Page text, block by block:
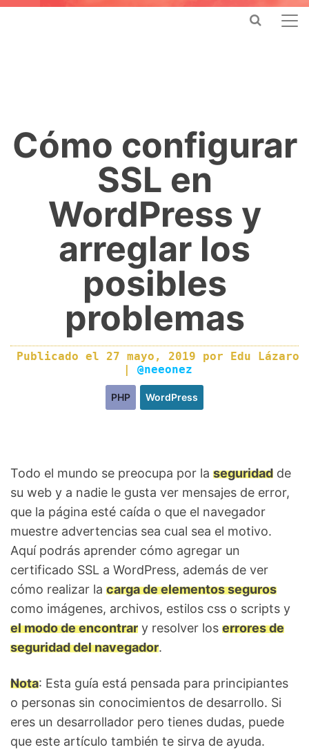
Cómo configurar
SSL en
WordPress y
arreglar los
posibles
problemas
Publicado el 27 mayo, 2019 por Edu Lázaro
| @neeonez
PHP WordPress
Todo el mundo se preocupa por la seguridad de
su web y a nadie le gusta ver mensajes de error,
que la página esté caída o que el navegador
muestre advertencias sea cual sea el motivo.
Aquí podrás aprender cómo agregar un
certificado SSL a WordPress, además de ver
cómo realizar la carga de elementos seguros
como imágenes, archivos, estilos css o scripts y
el modo de encontrar y resolver los errores de
seguridad del navegador.
Nota: Esta guía está pensada para principiantes
o personas sin conocimientos de desarrollo. Si
eres un desarrollador pero tienes dudas, puede
que este artículo también te sirva de ayuda.